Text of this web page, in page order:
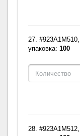
27.
упаковка:100
28.